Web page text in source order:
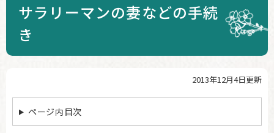
サラリーマンの妻などの手続
き
2013年12月4日更新
ページ内目次